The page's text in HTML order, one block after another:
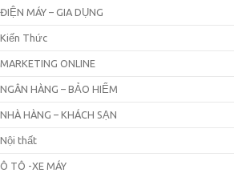
ĐIỆN MÁY – GIA DỤNG
Kiến Thức
MARKETING ONLINE
NGÂN HÀNG – BẢO HIỂM
NHÀ HÀNG – KHÁCH SẠN
Nội thất
Ô TÔ -XE MÁY